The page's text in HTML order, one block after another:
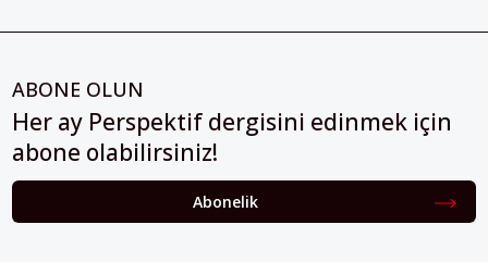
ABONE OLUN
Her ay Perspektif dergisini edinmek için
abone olabilirsiniz!
Abonelik